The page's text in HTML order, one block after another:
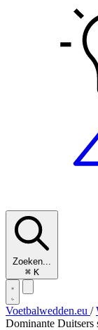
Zoeken...
⌘ K
Voetbalwedden.eu /
Dominante Duitsers